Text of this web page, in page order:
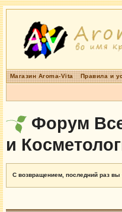
Магазин Aroma-Vita Правила и
Форум
и
С возвращением, последний раз вы